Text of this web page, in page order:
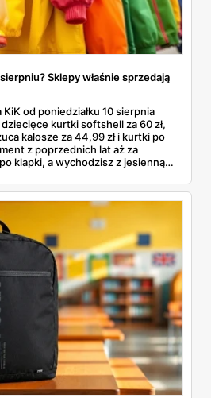
Sklepy właśnie sprzedają
KiK od poniedziałku 10 sierpnia
kurtki softshell za 60 zł,
kalosze za 44,99 zł i kurtki po
z poprzednich lat aż za
klapki, a wychodzisz z jesienną
w przyszłym tygodniu i czy jest
skończą się wakacje.